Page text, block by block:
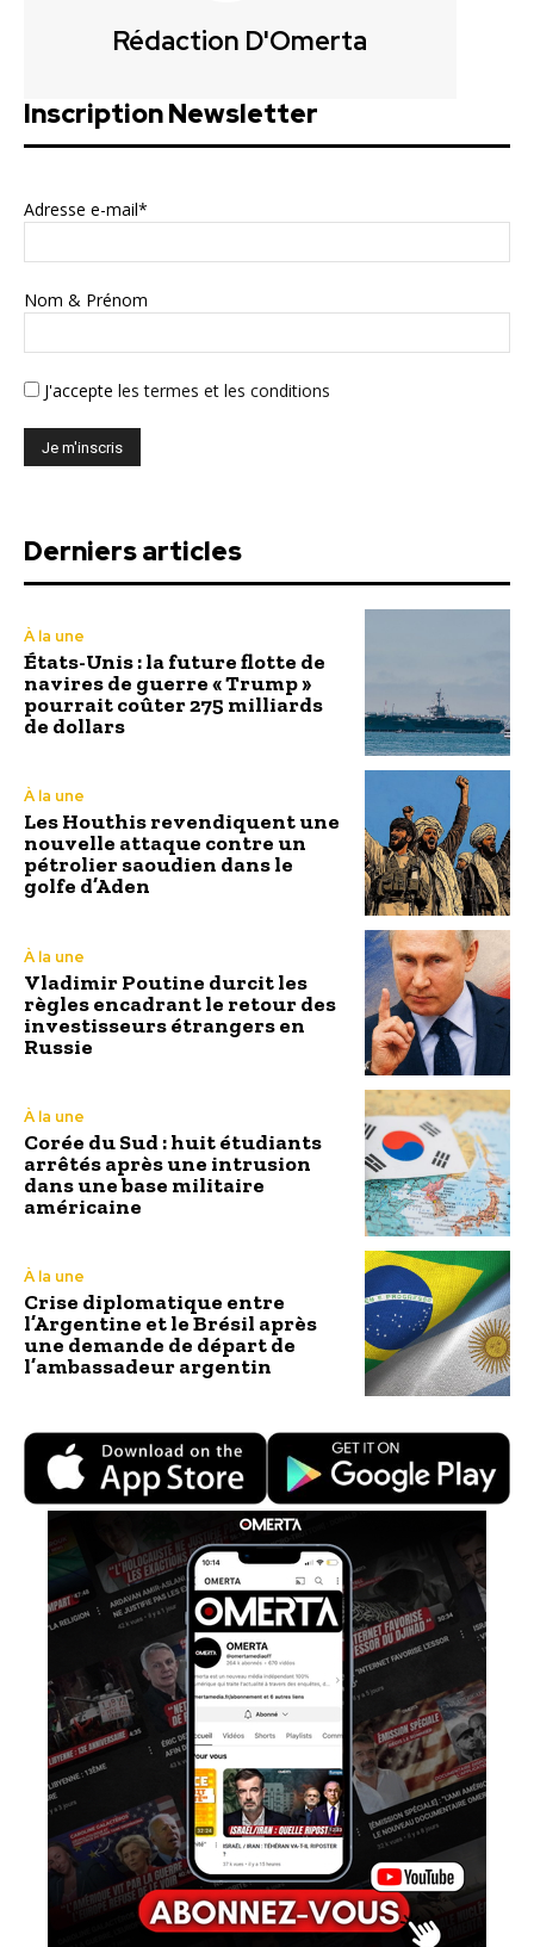
Rédaction D'Omerta
Inscription Newsletter
Adresse e-mail*
Nom & Prénom
J'accepte les termes et les conditions
Derniers articles
À la une
États-Unis : la future flotte de
navires de guerre « Trump »
pourrait coûter 275 milliards
de dollars
À la une
Les Houthis revendiquent une
nouvelle attaque contre un
pétrolier saoudien dans le
golfe d’Aden
À la une
Vladimir Poutine durcit les
règles encadrant le retour des
investisseurs étrangers en
Russie
À la une
Corée du Sud : huit étudiants
arrêtés après une intrusion
dans une base militaire
américaine
À la une
Crise diplomatique entre
l’Argentine et le Brésil après
une demande de départ de
l’ambassadeur argentin